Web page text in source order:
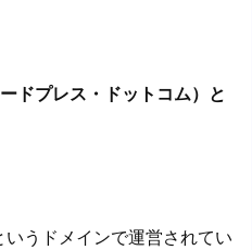
ドプレス・ドットコム）と
うドメインで運営されてい